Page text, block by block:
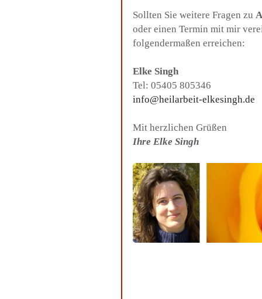
Sollten Sie weitere Fragen zu
oder einen Termin mit mir
folgendermaßen erreichen:
Elke Singh
Tel: 05405 805346
info@heilarbeit-elkesingh.de
Mit herzlichen Grüßen
Ihre Elke Singh